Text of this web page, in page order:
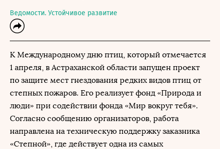
Ведомости. Устойчивое развитие
К Международному дню птиц, который отмечается
1 апреля, в Астраханской области запущен проект
по защите мест гнездования редких видов птиц от
степных пожаров. Его реализует фонд «Природа и
люди» при содействии фонда «Мир вокруг тебя».
Согласно сообщению организаторов, работа
направлена на техническую поддержку заказника
«Степной», где действует одна из самых